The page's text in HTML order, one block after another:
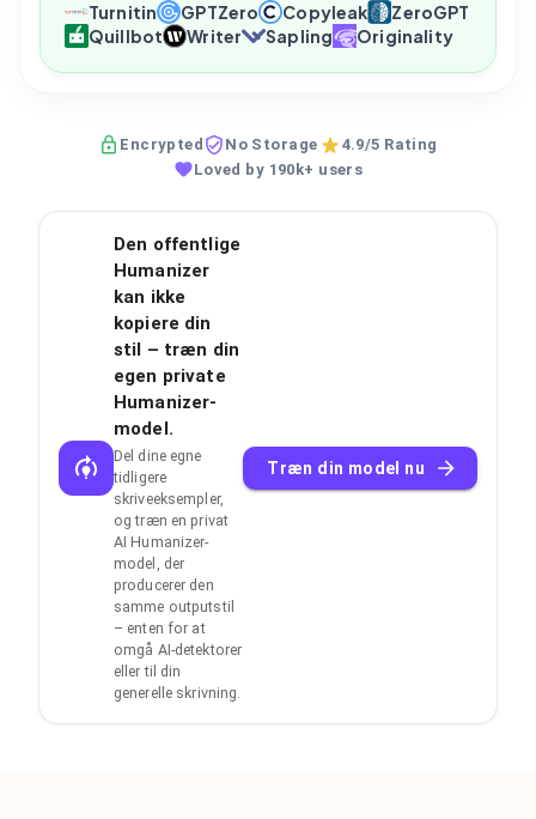
Turnitin GPTZero Copyleak
ZeroGPT
Quillbot
Writer Sapling Originality
Encrypted No Storage
4.9/5 Rating
Loved by 190k+ users
Den offentlige
Humanizer
kan ikke
kopiere din
stil – træn din
egen private
Humanizer-
model.
Del dine egne
tidligere
skriveeksempler,
og træn en privat
AI Humanizer-
model, der
producerer den
samme outputstil
– enten for at
omgå AI-detektorer
eller til din
generelle skrivning.
Træn din model nu